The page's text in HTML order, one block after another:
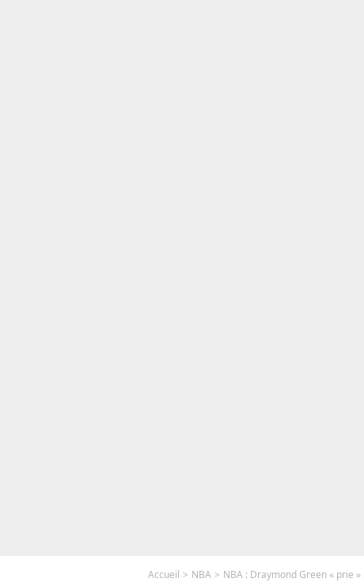
Accueil NBA NBA : Draymond Green « prie